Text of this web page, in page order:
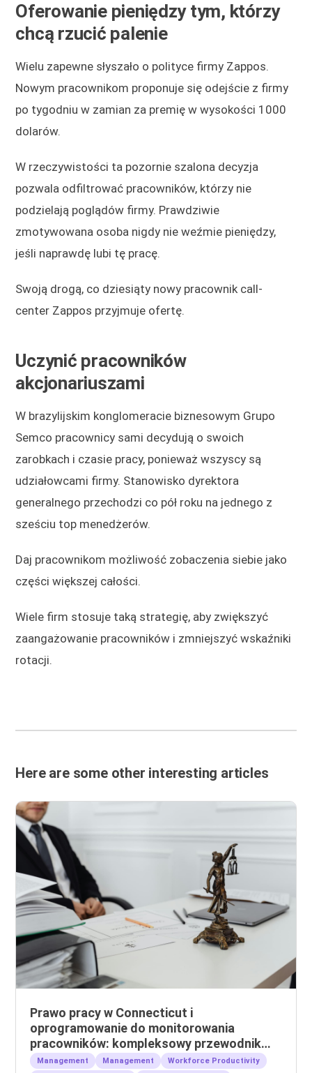
Oferowanie pieniędzy tym, którzy
chcą rzucić palenie
Wielu zapewne słyszało o polityce firmy Zappos.
Nowym pracownikom proponuje się odejście z firmy
po tygodniu w zamian za premię w wysokości 1000
dolarów.
W rzeczywistości ta pozornie szalona decyzja
pozwala odfiltrować pracowników, którzy nie
podzielają poglądów firmy. Prawdziwie
zmotywowana osoba nigdy nie weźmie pieniędzy,
jeśli naprawdę lubi tę pracę.
Swoją drogą, co dziesiąty nowy pracownik call-
center Zappos przyjmuje ofertę.
Uczynić pracowników
akcjonariuszami
W brazylijskim konglomeracie biznesowym Grupo
Semco pracownicy sami decydują o swoich
zarobkach i czasie pracy, ponieważ wszyscy są
udziałowcami firmy. Stanowisko dyrektora
generalnego przechodzi co pół roku na jednego z
sześciu top menedżerów.
Daj pracownikom możliwość zobaczenia siebie jako
części większej całości.
Wiele firm stosuje taką strategię, aby zwiększyć
zaangażowanie pracowników i zmniejszyć wskaźniki
rotacji.
Here are some other interesting articles
Prawo pracy w Connecticut i
oprogramowanie do monitorowania
pracowników: kompleksowy przewodnik
dla pracodawców
Management Management Workforce Productivity